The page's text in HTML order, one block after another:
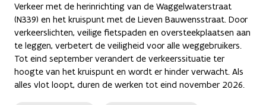
Verkeer met de herinrichting van de Waggelwaterstraat
(N339) en het kruispunt met de Lieven Bauwensstraat. Door
verkeerslichten, veilige fietspaden en oversteekplaatsen aan
te leggen, verbetert de veiligheid voor alle weggebruikers.
Tot eind september verandert de verkeerssituatie ter
hoogte van het kruispunt en wordt er hinder verwacht. Als
alles vlot loopt, duren de werken tot eind november 2026.